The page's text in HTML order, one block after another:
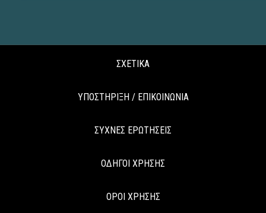
ΣΧΕΤΙΚΑ
ΥΠΟΣΤΗΡΙΞΗ / ΕΠΙΚΟΙΝΩΝΙΑ
ΣΥΧΝΕΣ ΕΡΩΤΗΣΕΙΣ
ΟΔΗΓΟΙ ΧΡΗΣΗΣ
ΟΡΟΙ ΧΡΗΣΗΣ